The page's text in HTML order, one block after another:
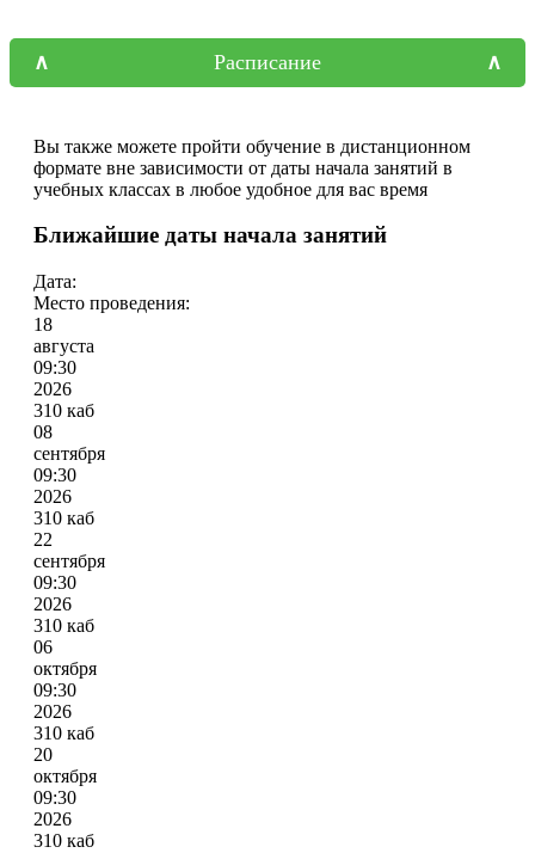
Расписание
Вы также можете пройти обучение в дистанционном
формате вне зависимости от даты начала занятий в
учебных классах в любое удобное для вас время
Ближайшие даты начала занятий
Дата:
Место проведения:
18
августа
09:30
2026
310 каб
08
сентября
09:30
2026
310 каб
22
сентября
09:30
2026
310 каб
06
октября
09:30
2026
310 каб
20
октября
09:30
2026
310 каб